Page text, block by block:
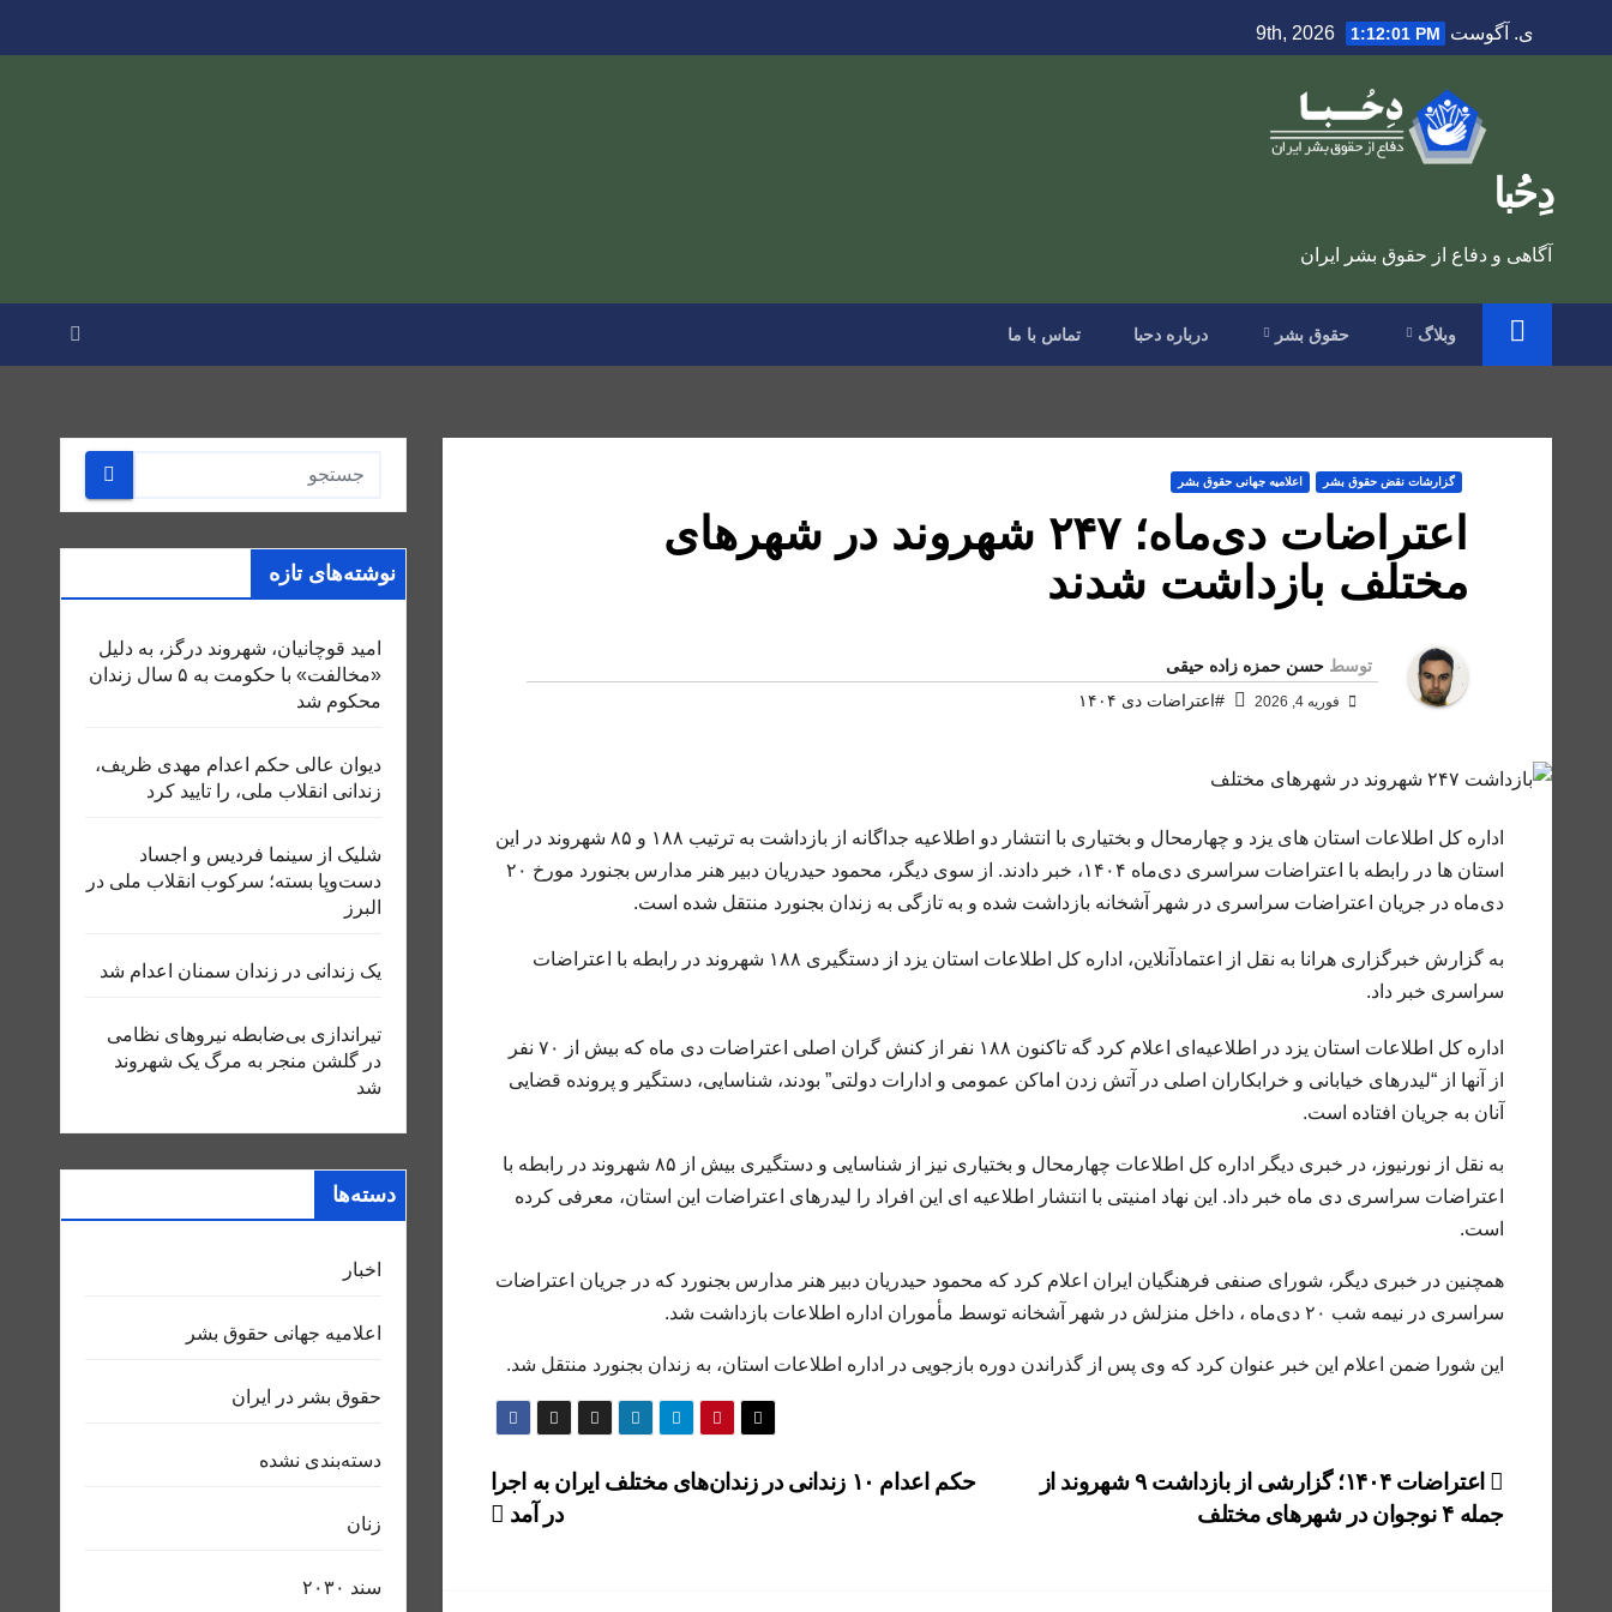
to
ی. آگوست 9th, 2026 1:12:03 PM
دِحُبا
آگاهی و دفاع از حقوق بشر ایران
وبلاگ حقوق بشر درباره دحبا تماس با ما
گزارشات نقض حقوق بشر اعلاميه جهانی حقوق بشر
اعتراضات دی‌ماه؛ ۲۴۷ شهروند در شهرهای
مختلف بازداشت شدند
توسط حسن حمزه زاده حیقی
فوریه 4, 2026 #اعتراضات دی ۱۴۰۴
اداره کل اطلاعات استان های یزد و چهارمحال و بختیاری با انتشار دو اطلاعیه جداگانه از بازداشت به ترتیب ۱۸۸ و ۸۵ شهروند در این
استان ها در رابطه با اعتراضات سراسری دی‌ماه ۱۴۰۴، خبر دادند. از سوی دیگر، محمود حیدریان دبیر هنر مدارس بجنورد مورخ ۲۰
دی‌ماه در جریان اعتراضات سراسری در شهر آشخانه بازداشت شده و به تازگی به زندان بجنورد منتقل شده است.
به گزارش خبرگزاری هرانا به نقل از اعتمادآنلاین، اداره کل اطلاعات استان یزد از دستگیری ۱۸۸ شهروند در رابطه با اعتراضات
سراسری خبر داد.
اداره کل اطلاعات استان یزد در اطلاعیه‌ای اعلام کرد گه تاکنون ۱۸۸ نفر از کنش گران اصلی اعتراضات دی ماه که بیش از ۷۰ نفر
از آنها از “لیدرهای خیابانی و خرابکاران اصلی در آتش زدن اماکن عمومی و ادارات دولتی” بودند، شناسایی، دستگیر و پرونده قضایی
آنان به جریان افتاده است.
به نقل از نورنیوز، در خبری دیگر اداره کل اطلاعات چهارمحال و بختیاری نیز از شناسایی و دستگیری بیش از ۸۵ شهروند در رابطه با
اعتراضات سراسری دی ‌ماه خبر داد. این نهاد امنیتی با انتشار اطلاعیه ای این افراد را لیدرهای اعتراضات این استان، معرفی کرده
است.
همچنین در خبری دیگر، شورای صنفی فرهنگیان ایران اعلام کرد که محمود حیدریان دبیر هنر مدارس بجنورد که در جریان اعتراضات
سراسری در نیمه شب ۲۰ دی‌ماه ، داخل منزلش در شهر آشخانه توسط مأموران اداره اطلاعات بازداشت شد.
این شورا ضمن اعلام این خبر عنوان کرد که وی پس از گذراندن دوره بازجویی در اداره اطلاعات استان، به زندان بجنورد منتقل شد.
راهبری
نوشته
حکم اعدام ۱۰ زندانی در زندان‌های مختلف ایران به اجرا
در آمد
اعتراضات ۱۴۰۴؛ گزارشی از بازداشت ۹ شهروند از
جمله ۴ نوجوان در شهرهای مختلف
نوشته‌های تازه
امید قوچانیان، شهروند درگز، به دلیل
«مخالفت» با حکومت به ۵ سال زندان
محکوم شد
دیوان عالی حکم اعدام مهدی ظریف،
زندانی انقلاب ملی، را تایید کرد
شلیک از سینما فردیس و اجساد
دست‌وپا بسته؛ سرکوب انقلاب ملی در
البرز
یک زندانی در زندان سمنان اعدام شد
تیراندازی بی‌ضابطه نیروهای نظامی
در گلشن منجر به مرگ یک شهروند
شد
دسته‌ها
اخبار
اعلاميه جهانی حقوق بشر
حقوق بشر در ایران
دسته‌بندی نشده
زنان
سند ٢٠٣٠